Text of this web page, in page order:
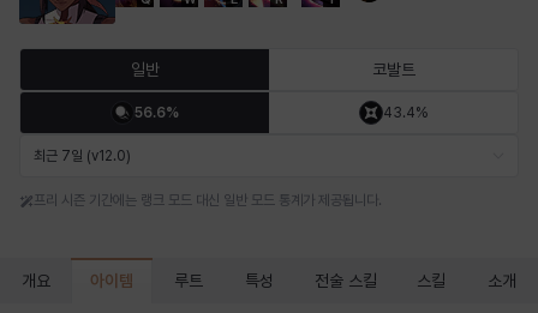
바바라 버니스 블레어
일반 코발트
56.6% 43.4%
최근 7일 (v12.0)
프리 시즌 기간에는 랭크 모드 대신 일반 모드 통계가 제공됩니다.
개요 아이템 루트 특성 전술 스킬 스킬 소개